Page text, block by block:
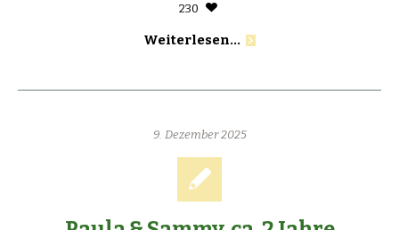
230
Weiterlesen...
9. Dezember 2025